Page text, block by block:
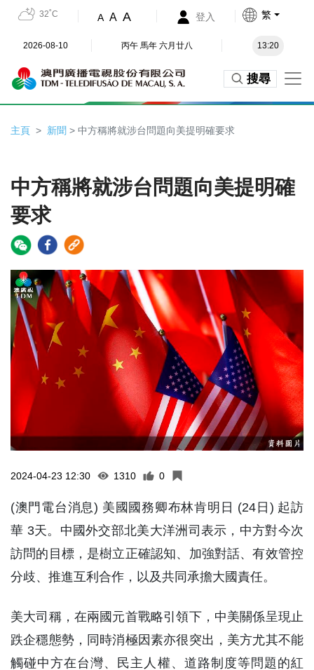
32˚C A A A 登入 繁
2026-08-10 丙午 馬年 六月廿八 13:20
搜尋
主頁 新聞 > 中方稱將就涉台問題向美提明確要求
中方稱將就涉台問題向美提明確
要求
2024-04-23 12:30 1310 0
(澳門電台消息) 美國國務卿布林肯明日 (24日) 起訪
華 3天。中國外交部北美大洋洲司表示，中方對今次
訪問的目標，是樹立正確認知、加強對話、有效管控
分歧、推進互利合作，以及共同承擔大國責任。
美大司稱，在兩國元首戰略引領下，中美關係呈現止
跌企穩態勢，同時消極因素亦很突出，美方尤其不能
觸碰中方在台灣、民主人權、道路制度等問題的紅